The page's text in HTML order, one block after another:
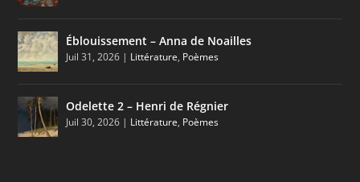
Éblouissement – Anna de Noailles
Juil 31, 2026 | Littérature, Poèmes
Odelette 2 – Henri de Régnier
Juil 30, 2026 | Littérature, Poèmes